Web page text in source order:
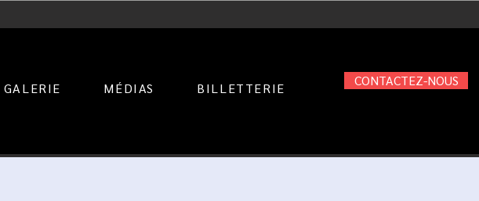
GALERIE MÉDIAS BILLETTERIE CONTACTEZ-NOUS